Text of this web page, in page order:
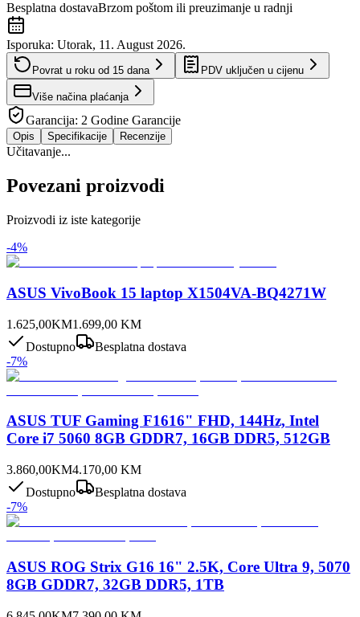
Besplatna dostavaBrzom poštom ili preuzimanje u radnji
Isporuka: Utorak, 11. August 2026.
Povrat u roku od 15 dana PDV uključen u cijenu
Više načina plaćanja
Garancija: 2 Godine Garancije
Opis Specifikacije Recenzije
Učitavanje...
Povezani proizvodi
Proizvodi iz iste kategorije
-4%
ASUS VivoBook 15 laptop X1504VA-BQ4271W
1.625,00KM1.699,00 KM
Dostupno
Besplatna dostava
-7%
ASUS TUF Gaming F1616" FHD, 144Hz, Intel
Core i7 5060 8GB GDDR7, 16GB DDR5, 512GB
3.860,00KM4.170,00 KM
Dostupno
Besplatna dostava
-7%
ASUS ROG Strix G16 16" 2.5K, Core Ultra 9, 5070
8GB GDDR7, 32GB DDR5, 1TB